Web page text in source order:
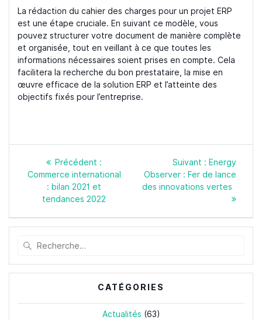
La rédaction du cahier des charges pour un projet ERP
est une étape cruciale. En suivant ce modèle, vous
pouvez structurer votre document de manière complète
et organisée, tout en veillant à ce que toutes les
informations nécessaires soient prises en compte. Cela
facilitera la recherche du bon prestataire, la mise en
œuvre efficace de la solution ERP et l’atteinte des
objectifs fixés pour l’entreprise.
l’article
Précédent :
précédent
Commerce international
: bilan 2021 et
tendances 2022
Suivant : Article
suivant
:
Energy
Observer : Fer de lance
des innovations vertes
:
CATÉGORIES
Actualités (63)